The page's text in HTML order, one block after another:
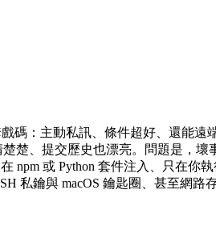
：主動私訊、條件超好、還能遠
楚、提交歷史也漂亮。問題是，壞
npm 或 Python 套件注入、只在
私鑰與 macOS 鑰匙圈、甚至網路